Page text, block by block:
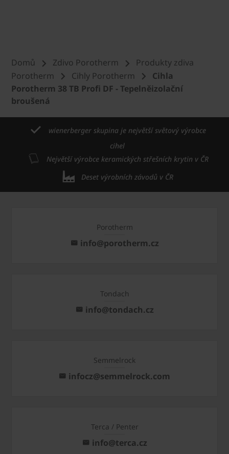
Domů Zdivo Porotherm
Produkty zdiva
Porotherm
Cihly Porotherm
Cihla
Porotherm 38 TB Profi DF - Tepelněizolační
broušená
wienerberger skupina je největší světový výrobce
cihel
Největší výrobce keramických střešních krytin v ČR
Deset výrobních závodů v ČR
Porotherm
info@porotherm.cz
Tondach
info@tondach.cz
Semmelrock
infocz@semmelrock.com
Terca / Penter
info@terca.cz